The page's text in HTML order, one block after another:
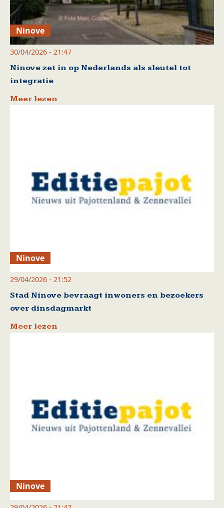
Ninove
30/04/2026 - 21:47
Ninove zet in op Nederlands als sleutel tot
integratie
Meer lezen
Ninove
29/04/2026 - 21:52
Stad Ninove bevraagt inwoners en bezoekers
over dinsdagmarkt
Meer lezen
Ninove